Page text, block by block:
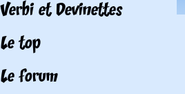
Verbi et Devinettes
Le top
Le forum